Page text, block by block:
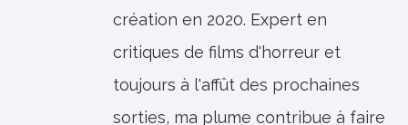
création en 2020. Expert en
critiques de films d'horreur et
toujours à l'affût des prochaines
sorties, ma plume contribue à faire